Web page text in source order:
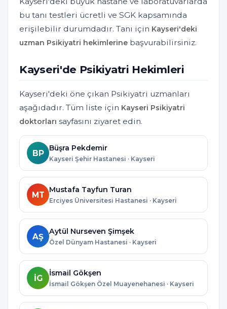
bu tanı testleri ücretli ve SGK kapsamında
erişilebilir durumdadır. Tanı için Kayseri'deki
uzman Psikiyatri hekimlerine başvurabilirsiniz.
Kayseri'de Psikiyatri Hekimleri
Kayseri'deki öne çıkan Psikiyatri uzmanları
aşağıdadır. Tüm liste için Kayseri Psikiyatri
doktorları sayfasını ziyaret edin.
BP
Büşra Pekdemir
Kayseri Şehir Hastanesi · Kayseri
MT
Mustafa Tayfun Turan
Erciyes Üniversitesi Hastanesi · Kayseri
AŞ
Aytül Nurseven Şimşek
Özel Dünyam Hastanesi · Kayseri
İG
İsmail Gökşen
İsmail Gökşen Özel Muayenehanesi · Kayseri